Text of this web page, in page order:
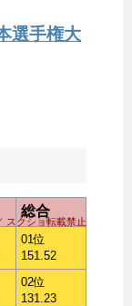
選手権大
スクショ転載禁止
総合
01位
151.52
02位
131.23